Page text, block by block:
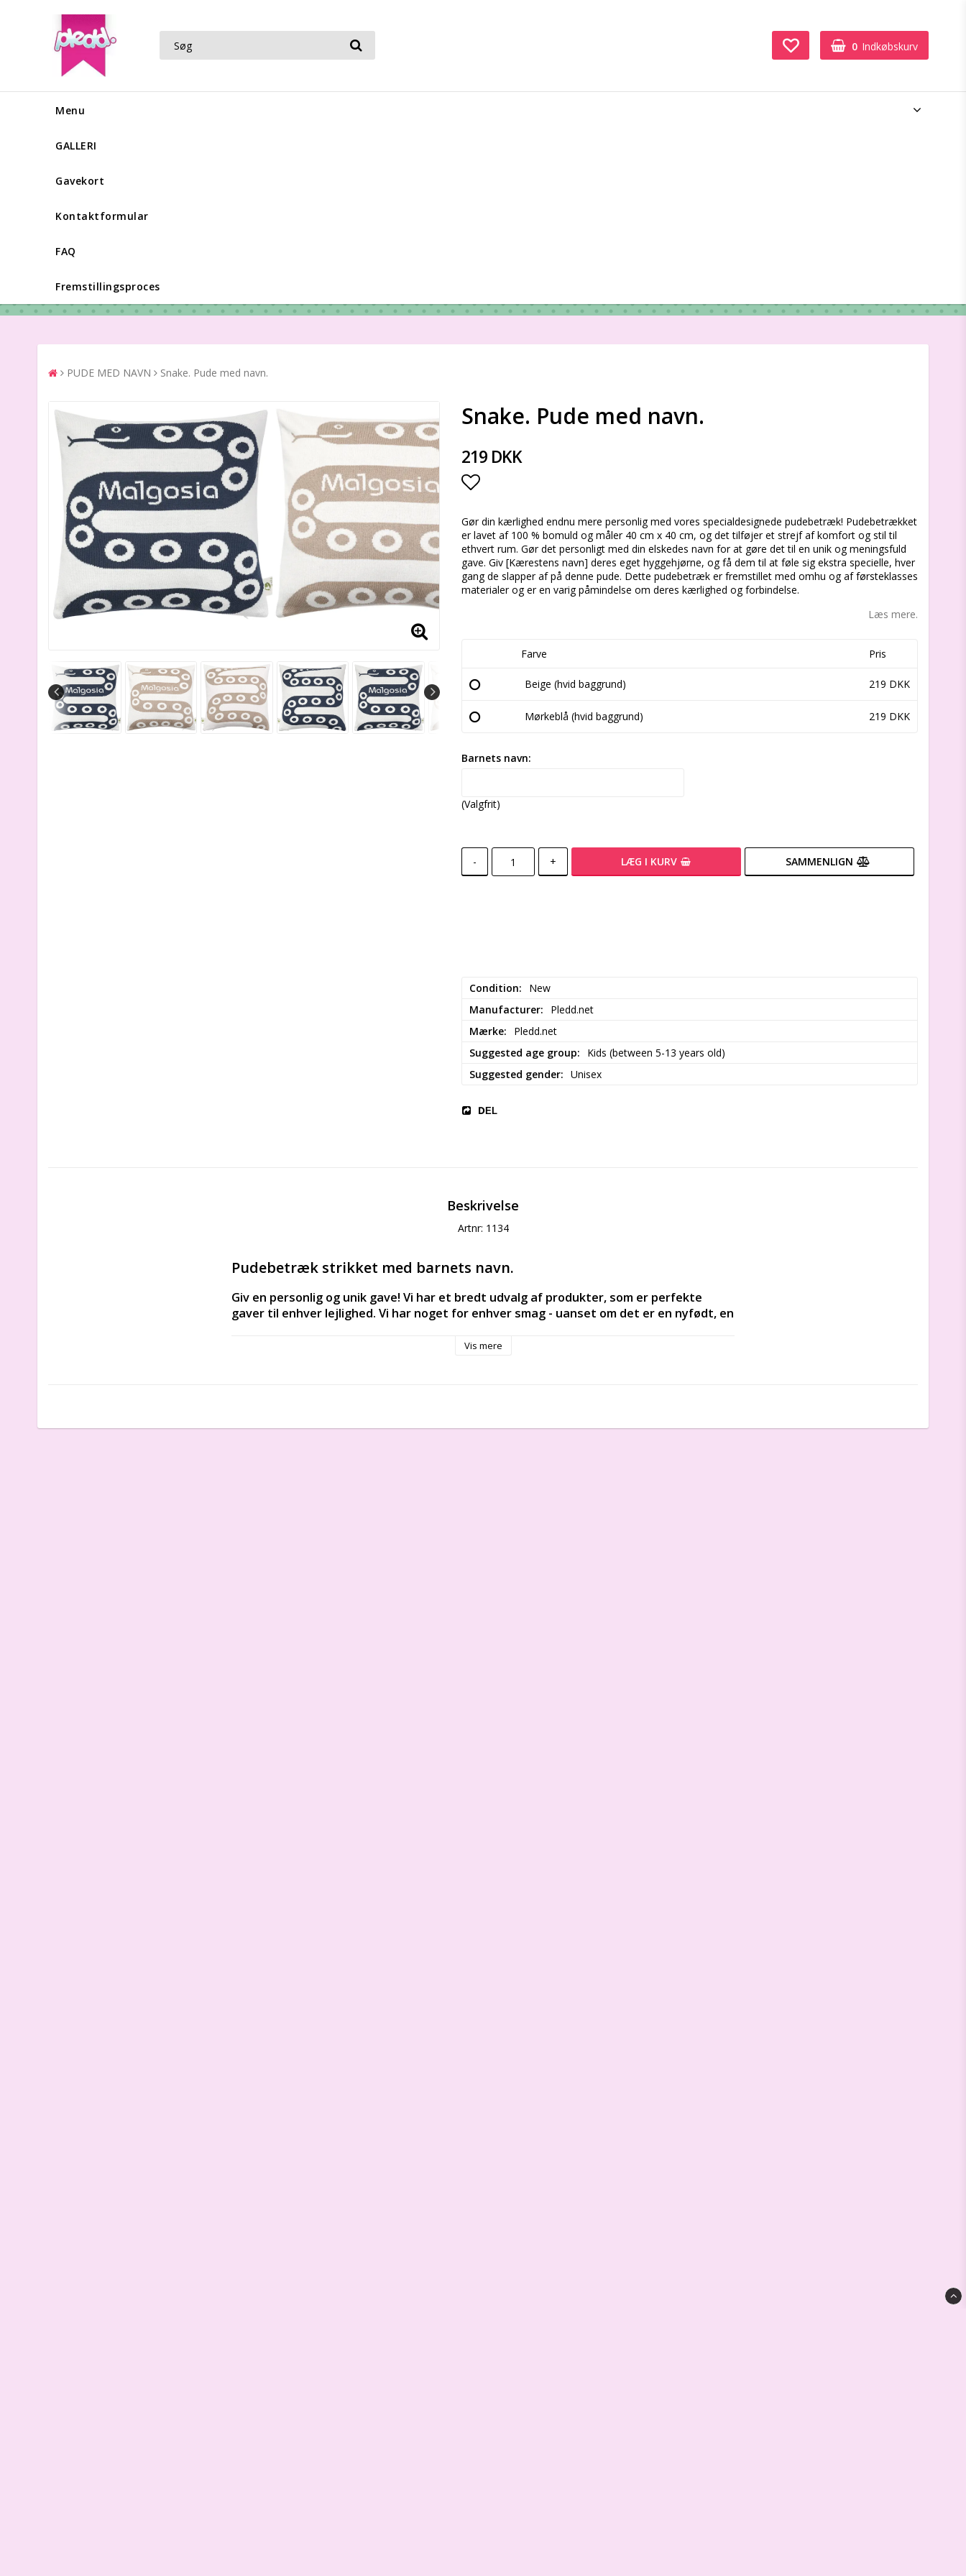
0 Indkøbskurv
Menu
GALLERI
Gavekort
Kontaktformular
FAQ
Fremstillingsproces
PUDE MED NAVN Snake. Pude med navn.
Snake. Pude med navn.
219 DKK
Add to list of favorites
Gør din kærlighed endnu mere personlig med vores specialdesignede pudebetræk! Pudebetrækket
er lavet af 100 % bomuld og måler 40 cm x 40 cm, og det tilføjer et strejf af komfort og stil til
ethvert rum. Gør det personligt med din elskedes navn for at gøre det til en unik og meningsfuld
gave. Giv [Kærestens navn] deres eget hyggehjørne, og få dem til at føle sig ekstra specielle, hver
gang de slapper af på denne pude. Dette pudebetræk er fremstillet med omhu og af førsteklasses
materialer og er en varig påmindelse om deres kærlighed og forbindelse.
Læs mere.
Farve Pris
Beige (hvid baggrund) 219 DKK
Mørkeblå (hvid baggrund) 219 DKK
Barnets navn:
(Valgfrit)
- + LÆG I KURV SAMMENLIGN
Condition
New
Manufacturer
Pledd.net
Mærke
Pledd.net
Suggested age group
Kids (between 5-13 years old)
Suggested gender
Unisex
DEL
Beskrivelse
Artnr: 1134
Pudebetræk strikket med barnets navn.
Giv en personlig og unik gave! Vi har et bredt udvalg af produkter, som er perfekte
gaver til enhver lejlighed. Vi har noget for enhver smag - uanset om det er en nyfødt, en
og vil helt sikkert glæde modtageren. Besøg vores online shop for at finde den perfekte
Vis mere